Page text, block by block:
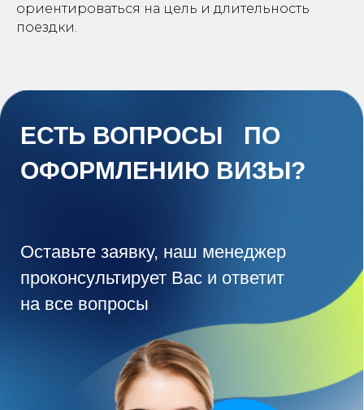
ориентироваться на цель и длительность
поездки.
Оставить заявку